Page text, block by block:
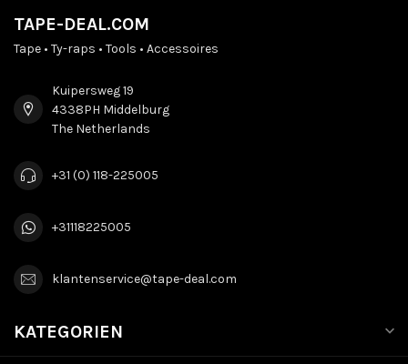
TAPE-DEAL.COM
Tape • Ty-raps • Tools • Accessoires
Kuipersweg 19
4338PH Middelburg
The Netherlands
+31 (0) 118-225005
+31118225005
klantenservice@tape-deal.com
KATEGORIEN